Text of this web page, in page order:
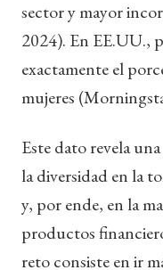
sector y mayor
2024). En EE.UU.,
exactamente el
mujeres
Este dato revela
la diversidad en la
y, por ende, en la
productos
reto consiste en ir